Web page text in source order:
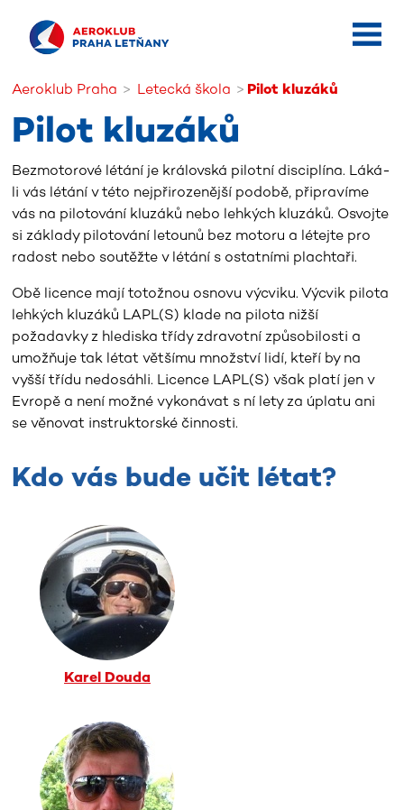
Aeroklub Praha Letecká škola Pilot kluzáků
Pilot kluzáků
Bezmotorové létání je královská pilotní disciplína. Láká-
li vás létání v této nejpřirozenější podobě, připravíme
vás na pilotování kluzáků nebo lehkých kluzáků. Osvojte
si základy pilotování letounů bez motoru a létejte pro
radost nebo soutěžte v létání s ostatními plachtaři.
Obě licence mají totožnou osnovu výcviku. Výcvik pilota
lehkých kluzáků LAPL(S) klade na pilota nižší
požadavky z hlediska třídy zdravotní způsobilosti a
umožňuje tak létat většímu množství lidí, kteří by na
vyšší třídu nedosáhli. Licence LAPL(S) však platí jen v
Evropě a není možné vykonávat s ní lety za úplatu ani
se věnovat instruktorské činnosti.
Kdo vás bude učit létat?
Karel Douda